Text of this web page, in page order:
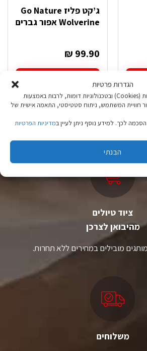
הגדרות פרטיות
באתר זה נעשה שימוש בעוגיות (Cookies) ובטכנולוגיות דומות, לרבות באמצעות
חוויית המשתמש, ניתוח סטטיסטי, התאמה אישית של
לכך. למידע נוסף ניתן לעיין במדיניות הפרטיות
הבנתי
ג’קט פליז Go Nature
Wolverine אפור גברים
₪ 99.90
למוצר
זה
יש
מספר
סוגים.
ניתן
האפשרויות
בעמוד
המוצר
ציוד טיולים
מהיבואן לצרכן
מובילים במחירים ללא תחרות.
משלוחים